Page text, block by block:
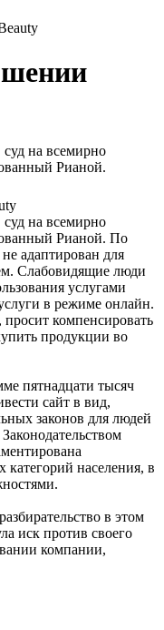
на всемирно
Рианой.
на всемирно
Рианой. По
адаптирован для
Слабовидящие люди
услугами
в режиме онлайн.
компенсировать
продукции во
пятнадцати тысяч
сайт в вид,
законов для людей
категорий населения, в
в этом
иск против своего
компании,